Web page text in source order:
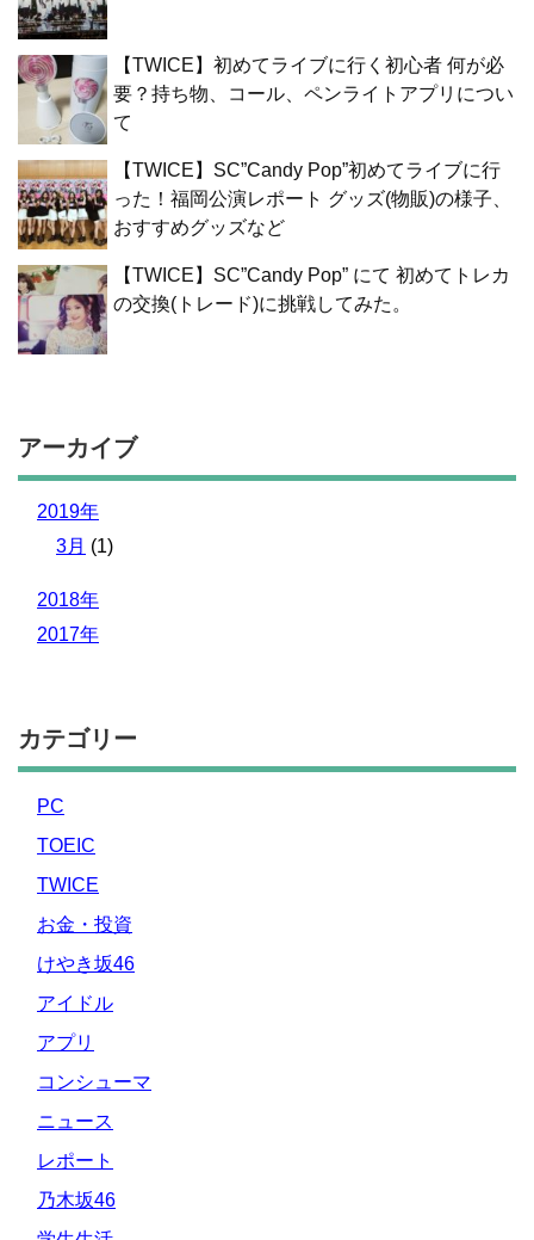
【TWICE】初めてライブに行く初心者 何が必
要？持ち物、コール、ペンライトアプリについ
て
【TWICE】SC”Candy Pop”初めてライブに行
った！福岡公演レポート グッズ(物販)の様子、
おすすめグッズなど
【TWICE】SC”Candy Pop” にて 初めてトレカ
の交換(トレード)に挑戦してみた。
アーカイブ
2019年
3月 (1)
2018年
2017年
カテゴリー
PC
TOEIC
TWICE
お金・投資
けやき坂46
アイドル
アプリ
コンシューマ
ニュース
レポート
乃木坂46